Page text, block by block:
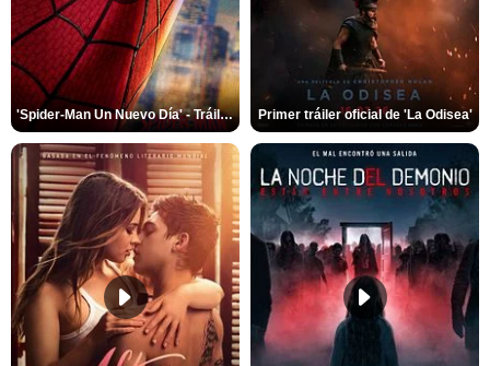
'Spider-Man Un Nuevo Día' - Tráiler oficial subtitulado Primer tráiler oficial de 'La Odisea'